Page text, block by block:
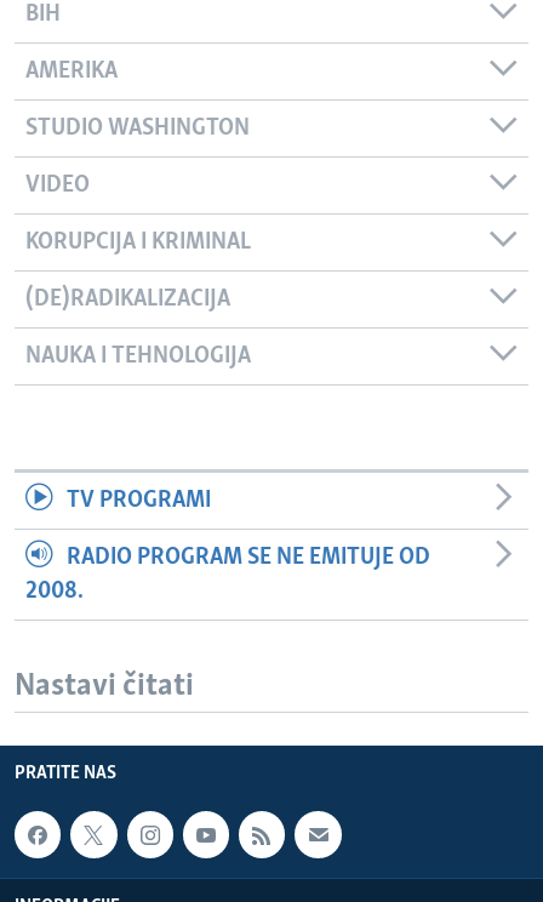
BIH
AMERIKA
STUDIO WASHINGTON
VIDEO
KORUPCIJA I KRIMINAL
(DE)RADIKALIZACIJA
NAUKA I TEHNOLOGIJA
TV PROGRAMI
RADIO PROGRAM SE NE EMITUJE OD
2008.
Nastavi čitati
PRATITE NAS